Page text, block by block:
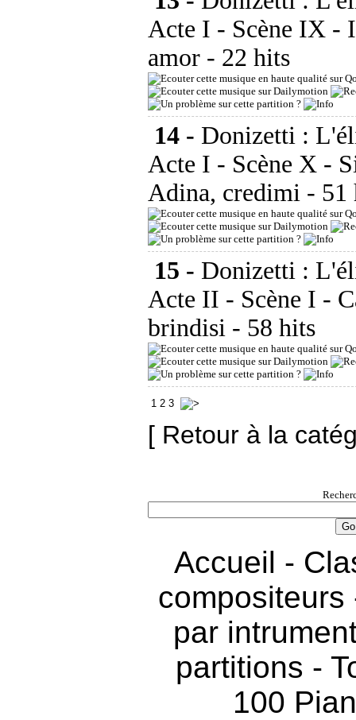
Acte I - Scène IX -
amor - 22 hits
14 - Donizetti :
Acte I - Scène X -
Adina, credimi -
15 - Donizetti :
Acte II - Scène I -
brindisi - 58 hits
1 2 3
[ Retour à la
Accueil -
compositeurs
par
partitions -
100